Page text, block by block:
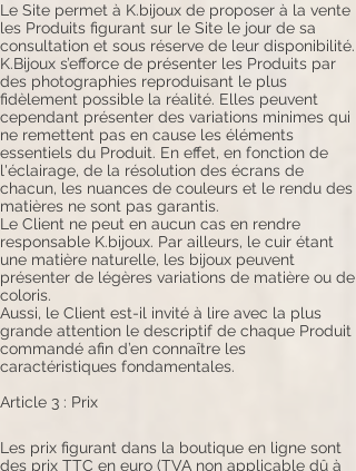
Le Site permet à K.bijoux de proposer à la vente
les Produits figurant sur le Site le jour de sa
consultation et sous réserve de leur disponibilité.
K.Bijoux s’efforce de présenter les Produits par
des photographies reproduisant le plus
fidèlement possible la réalité. Elles peuvent
cependant présenter des variations minimes qui
ne remettent pas en cause les éléments
essentiels du Produit. En effet, en fonction de
l'éclairage, de la résolution des écrans de
chacun, les nuances de couleurs et le rendu des
matières ne sont pas garantis.
Le Client ne peut en aucun cas en rendre
responsable K.bijoux. Par ailleurs, le cuir étant
une matière naturelle, les bijoux peuvent
présenter de légères variations de matière ou de
coloris.
Aussi, le Client est-il invité à lire avec la plus
grande attention le descriptif de chaque Produit
commandé afin d’en connaître les
caractéristiques fondamentales.
Article 3 : Prix
Les prix figurant dans la boutique en ligne sont
des prix TTC en euro (TVA non applicable dû à